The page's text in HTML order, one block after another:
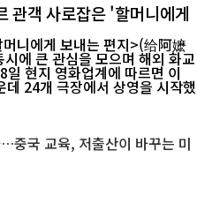
객 사로잡은 '할머니에게
니에게 보내는 편지>(给阿嬷
에 큰 관심을 모으며 해외 화교
24개 극장에서 상영을 시작했